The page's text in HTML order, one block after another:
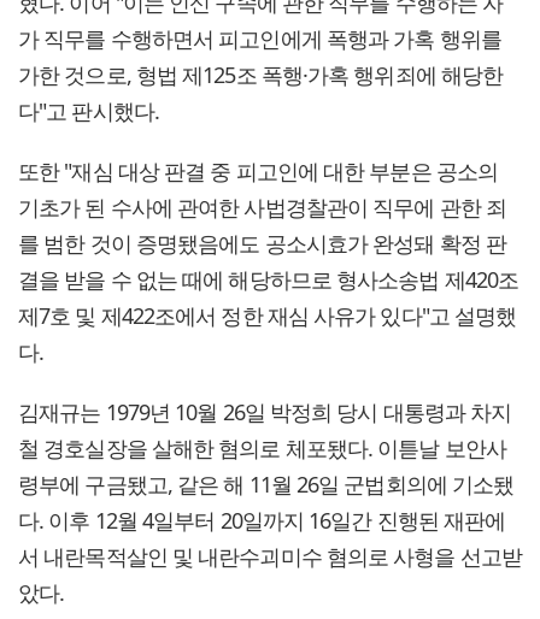
가 직무를 수행하면서 피고인에게 폭행과 가혹 행위를
가한 것으로, 형법 제125조 폭행·가혹 행위죄에 해당한
다"고 판시했다.
또한 "재심 대상 판결 중 피고인에 대한 부분은 공소의
기초가 된 수사에 관여한 사법경찰관이 직무에 관한 죄
를 범한 것이 증명됐음에도 공소시효가 완성돼 확정 판
결을 받을 수 없는 때에 해당하므로 형사소송법 제420조
제7호 및 제422조에서 정한 재심 사유가 있다"고 설명했
다.
김재규는 1979년 10월 26일 박정희 당시 대통령과 차지
철 경호실장을 살해한 혐의로 체포됐다. 이튿날 보안사
령부에 구금됐고, 같은 해 11월 26일 군법회의에 기소됐
다. 이후 12월 4일부터 20일까지 16일간 진행된 재판에
서 내란목적살인 및 내란수괴미수 혐의로 사형을 선고받
았다.